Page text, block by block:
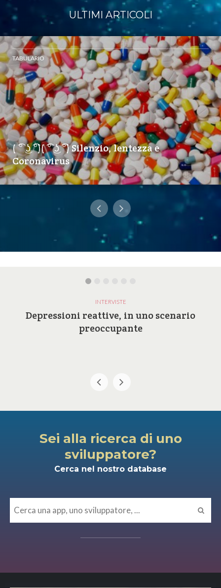
ULTIMI ARTICOLI
TABULARIO
( ͡° ͜ʖ ͡°)( ͡° ͜ʖ ͡°) Silenzio, lentezza e
Coronavirus
INTERVISTE
Depressioni reattive, in uno scenario
preoccupante
Sei alla ricerca di uno
sviluppatore?
Cerca nel nostro database